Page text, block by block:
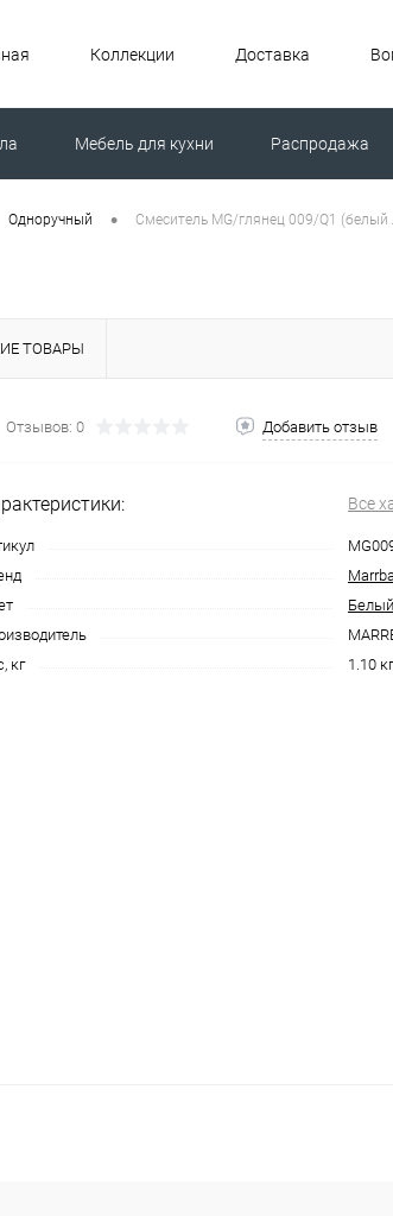
Коллекции Доставка
Мебель для кухни Распродажа
Одноручный • Смеситель MG/глянец 009/Q1 (белый
ТОВАРЫ
Отзывов: 0 Добавить отзыв
Все
кг
1.10 кг